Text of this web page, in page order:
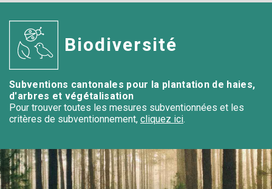
Biodiversité
Subventions cantonales pour la plantation de haies,
d'arbres et végétalisation
Pour trouver toutes les mesures subventionnées et les
critères de subventionnement, cliquez ici.